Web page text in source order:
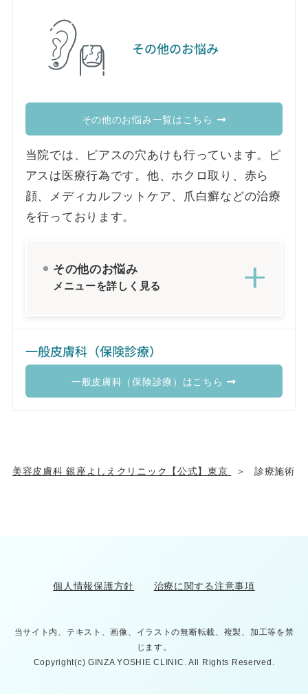
その他のお悩み
その他のお悩み一覧はこちら
当院では、ピアスの穴あけも行っています。ピ
アスは医療行為です。他、ホクロ取り、赤ら
顔、メディカルフットケア、爪白癬などの治療
を行っております。
その他のお悩み
メニューを詳しく見る
一般皮膚科（保険診療）
一般皮膚科（保険診療）はこちら
美容皮膚科 銀座よしえクリニック【公式】東京 診療施術
個人情報保護方針 治療に関する注意事項
当サイト内、テキスト、画像、イラストの無断転載、複製、加工等を禁
じます。
Copyright(c) GINZA YOSHIE CLINIC. All Rights Reserved.